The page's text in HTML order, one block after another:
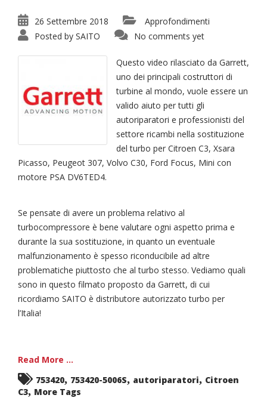
26 Settembre 2018
Approfondimenti
Posted by SAITO No comments yet
Questo video rilasciato da Garrett,
uno dei principali costruttori di
turbine al mondo, vuole essere un
valido aiuto per tutti gli
autoriparatori e professionisti del
settore ricambi nella sostituzione
del turbo per Citroen C3, Xsara
Picasso, Peugeot 307, Volvo C30, Ford Focus, Mini con
motore PSA DV6TED4.
Se pensate di avere un problema relativo al
turbocompressore è bene valutare ogni aspetto prima e
durante la sua sostituzione, in quanto un eventuale
malfunzionamento è spesso riconducibile ad altre
problematiche piuttosto che al turbo stesso. Vediamo quali
sono in questo filmato proposto da Garrett, di cui
ricordiamo SAITO è distributore autorizzato turbo per
l’Italia!
Read More ...
753420, 753420-5006S, autoriparatori, Citroen
C3, More Tags